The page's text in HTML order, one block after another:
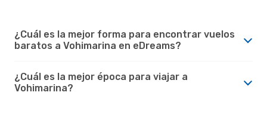
¿Cuál es la mejor forma para encontrar vuelos
baratos a Vohimarina en eDreams?
¿Cuál es la mejor época para viajar a
Vohimarina?